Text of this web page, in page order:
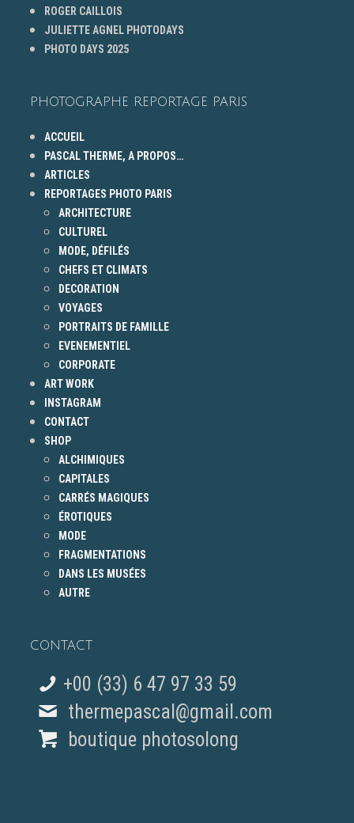
ROGER CAILLOIS
JULIETTE AGNEL PHOTODAYS
PHOTO DAYS 2025
PHOTOGRAPHE REPORTAGE PARIS
ACCUEIL
PASCAL THERME, A PROPOS…
ARTICLES
REPORTAGES PHOTO PARIS
ARCHITECTURE
CULTUREL
MODE, DÉFILÉS
CHEFS ET CLIMATS
DECORATION
VOYAGES
PORTRAITS DE FAMILLE
EVENEMENTIEL
CORPORATE
ART WORK
INSTAGRAM
CONTACT
SHOP
ALCHIMIQUES
CAPITALES
CARRÉS MAGIQUES
ÉROTIQUES
MODE
FRAGMENTATIONS
DANS LES MUSÉES
AUTRE
CONTACT
+00 (33) 6 47 97 33 59
thermepascal@gmail.com
boutique photosolong